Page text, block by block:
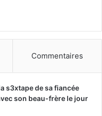
Commentaires
s3xtape de sa fiancée
son beau-frère le jour